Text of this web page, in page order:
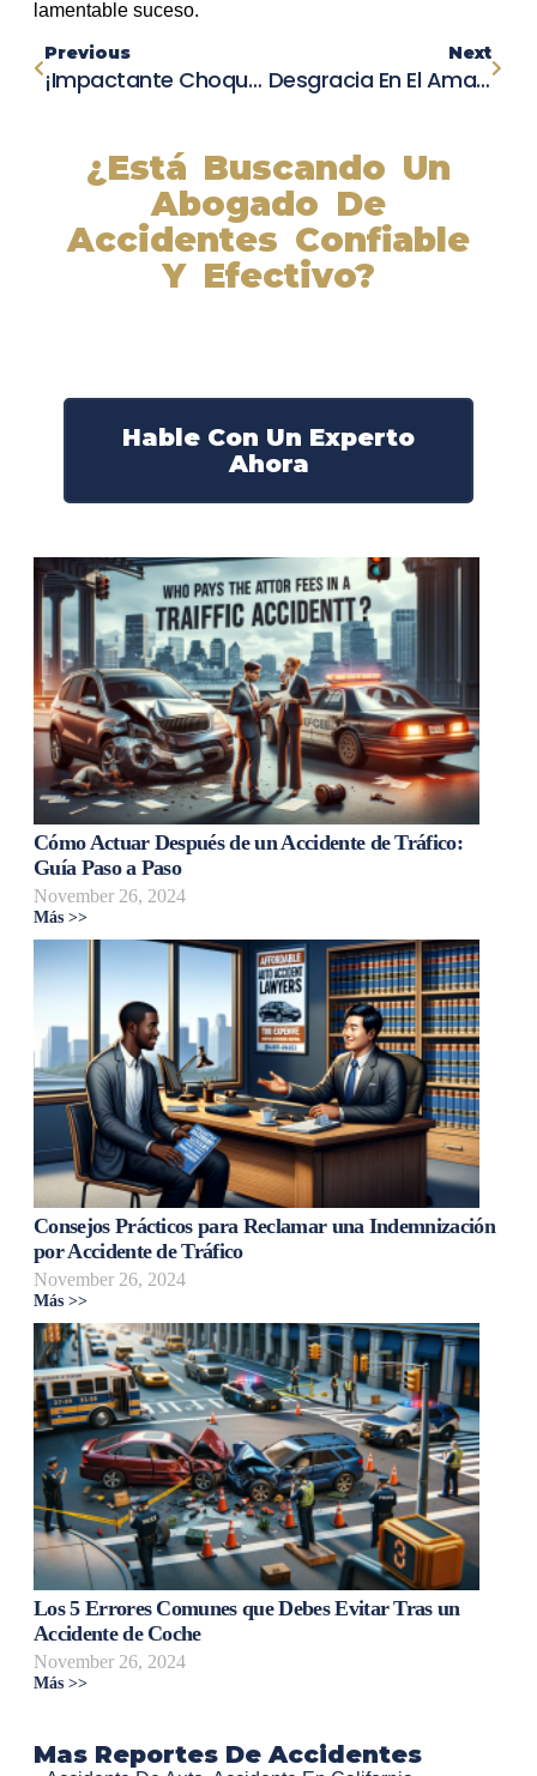
lamentable suceso.
Previous
¡Impactante Choque Entre Tren Metrolink Y Vehículo Sacude Glendale En Noche De Sábado!
Next
Desgracia En El Amanecer: Choque Devastador Entre Conductor Veloz Y Uber Deja Tres Muertos
¿Está Buscando Un
Abogado De
Accidentes Confiable
Y Efectivo?
Hable Con Un Experto
Ahora
Cómo Actuar Después de un Accidente de Tráfico:
Guía Paso a Paso
November 26, 2024
Más >>
Consejos Prácticos para Reclamar una Indemnización
por Accidente de Tráfico
November 26, 2024
Más >>
Los 5 Errores Comunes que Debes Evitar Tras un
Accidente de Coche
November 26, 2024
Más >>
Mas Reportes De Accidentes